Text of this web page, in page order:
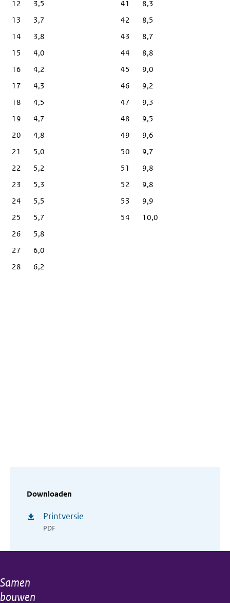
Downloaden
Printversie
PDF
12
3,5
13
3,7
14
3,8
15
4,0
16
4,2
17
4,3
18
4,5
19
4,7
20
4,8
21
5,0
22
5,2
23
5,3
24
5,5
25
5,7
26
5,8
27
6,0
28
6,2
41
8,3
42
8,5
43
8,7
44
8,8
45
9,0
46
9,2
47
9,3
48
9,5
49
9,6
50
9,7
51
9,8
52
9,8
53
9,9
54
10,0
Algemene
Samen
bouwen